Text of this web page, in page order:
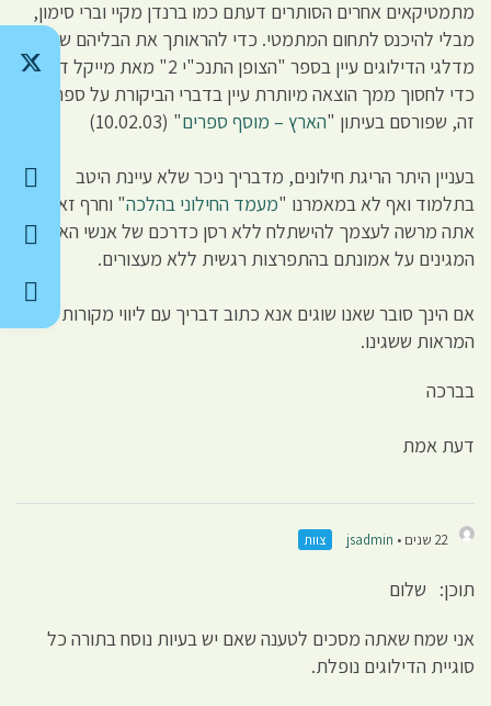
מתמטיקאים אחרים הסותרים דעתם כמו ברנדן מקיי וברי סימון,
מבלי להיכנס לתחום המתמטי. כדי להראותך את הבליהם של
מדלגי הדילוגים עיין בספר "הצופן התנכ"י 2" מאת מייקל דרוזנין.
כדי לחסוך ממך הוצאה מיותרת עיין בדברי הביקורת על ספר הזוי
זה, שפורסם בעיתון "הארץ – מוסף ספרים" (10.02.03)
בעניין היתר הריגת חילונים, מדבריך ניכר שלא עיינת היטב
בתלמוד ואף לא במאמרנו "מעמד החילוני בהלכה" וחרף זאת
אתה מרשה לעצמך להישתלח ללא רסן כדרכם של אנשי האמונה
המגינים על אמונתם בהתפרצות רגשית ללא מעצורים.
אם הינך סובר שאנו שוגים אנא כתוב דבריך עם ליווי מקורות
המראות ששגינו.
בברכה
דעת אמת
22 שנים • jsadmin צוות
תוכן: שלום
אני שמח שאתה מסכים לטענה שאם יש בעיות נוסח בתורה כל
סוגיית הדילוגים נופלת.